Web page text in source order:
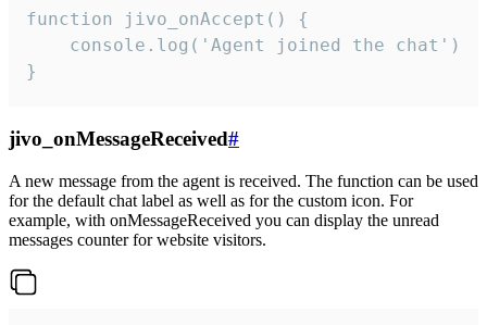
function jivo_onAccept() {
}
jivo_onMessageReceived#
A new message from the agent is received. The function can be used
for the default chat label as well as for the custom icon. For
example, with onMessageReceived you can display the unread
messages counter for website visitors.